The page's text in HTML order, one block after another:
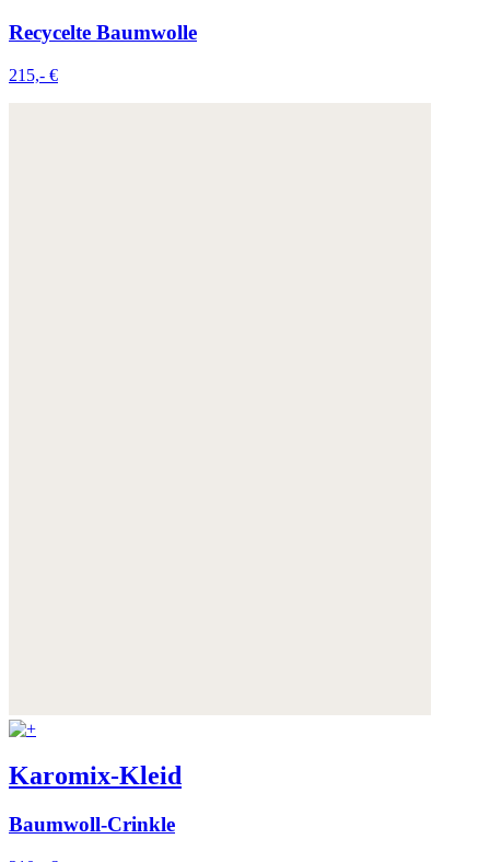
Recycelte Baumwolle
215,- €
Karomix-Kleid
Baumwoll-Crinkle